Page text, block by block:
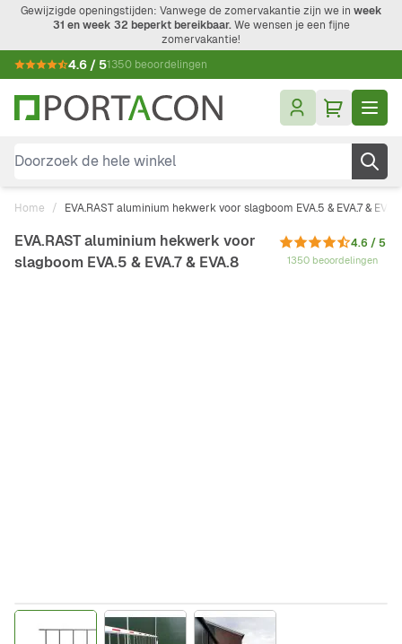
Ga naar de inhoud
Gewijzigde openingstijden: Vanwege de zomervakantie zijn we in week
31 en week 32 beperkt bereikbaar.We wensen je een fijne
zomervakantie!
4.6 / 51350 beoordelingen
Doorzoek de hele winkel
Home / EVA.RAST aluminium hekwerk voor slagboom EVA.5 & EVA.7 & EVA.8
EVA.RAST aluminium hekwerk voor
slagboom EVA.5 & EVA.7 & EVA.8
4.6 / 5
1350 beoordelingen
View larger imageView larger imageView larger image